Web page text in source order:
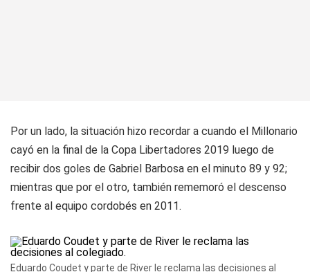
Por un lado, la situación hizo recordar a cuando el Millonario
cayó en la final de la Copa Libertadores 2019 luego de
recibir dos goles de Gabriel Barbosa en el minuto 89 y 92;
mientras que por el otro, también rememoró el descenso
frente al equipo cordobés en 2011.
Eduardo Coudet y parte de River le reclama las decisiones al